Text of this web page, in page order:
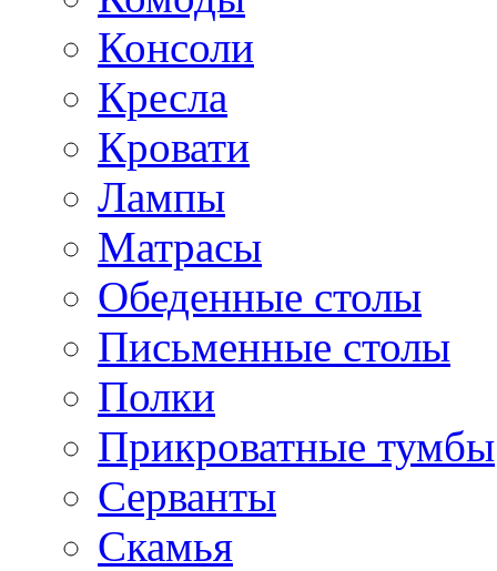
Консоли
Кресла
Кровати
Лампы
Матрасы
Обеденные столы
Письменные столы
Полки
Прикроватные тумбы
Серванты
Скамья